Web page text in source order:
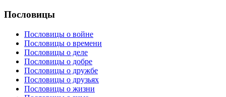
Пословицы
Пословицы о войне
Пословицы о времени
Пословицы о деле
Пословицы о добре
Пословицы о дружбе
Пословицы о друзьях
Пословицы о жизни